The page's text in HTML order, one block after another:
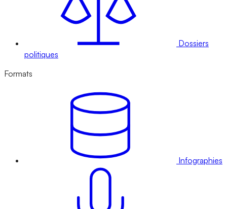
Dossiers
politiques
Formats
Infographies